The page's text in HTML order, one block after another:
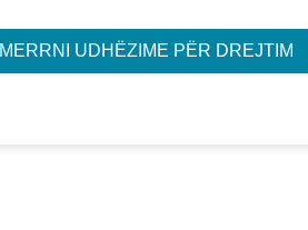
MERRNI UDHËZIME PËR DREJTIM